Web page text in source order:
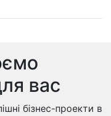
вас
бізнес-проекти в